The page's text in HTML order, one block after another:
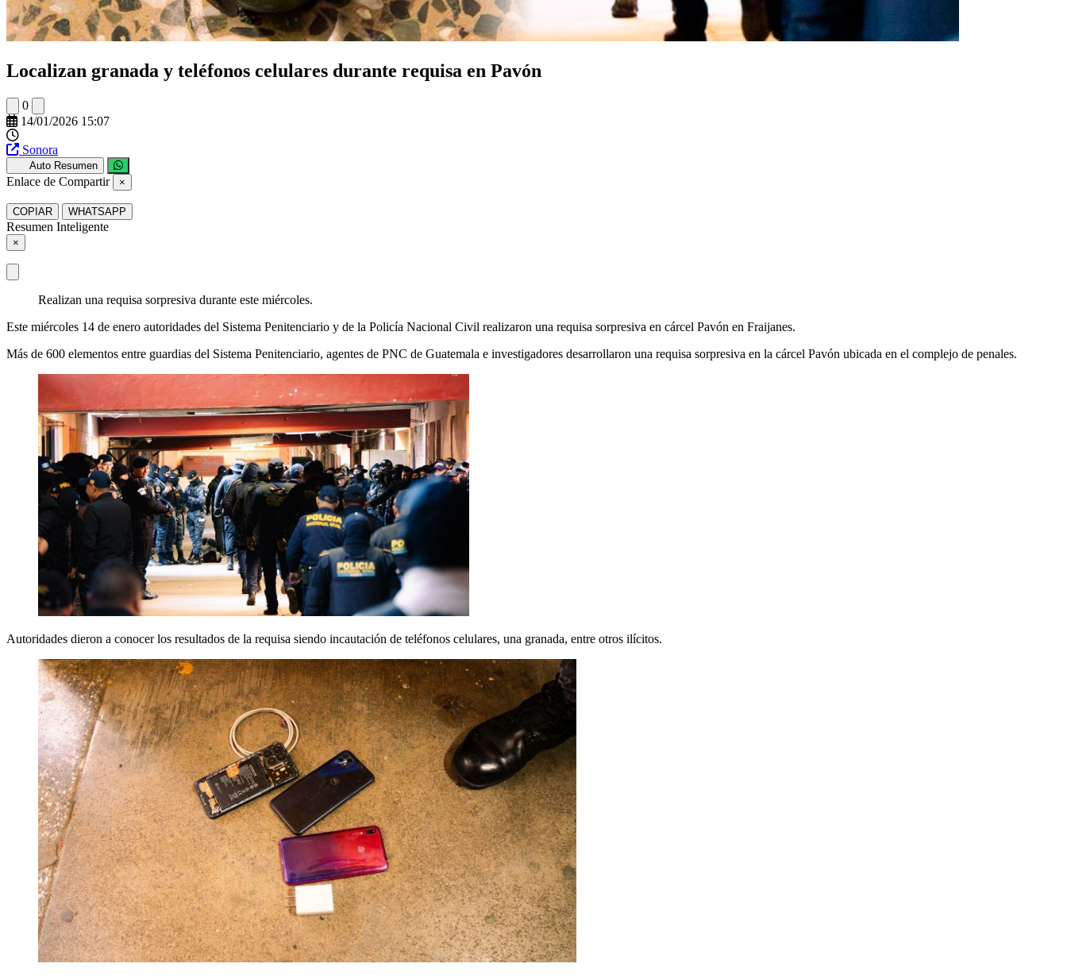
Localizan granada y teléfonos celulares durante requisa en Pavón
0
14/01/2026 15:07
Sonora
Auto Resumen
Enlace de Compartir ×
COPIAR WHATSAPP
Resumen Inteligente
×
Realizan una requisa sorpresiva durante este miércoles.
Este miércoles 14 de enero autoridades del Sistema Penitenciario y de la Policía Nacional Civil realizaron una requisa sorpresiva en cárcel Pavón en Fraijanes.
Más de 600 elementos entre guardias del Sistema Penitenciario, agentes de PNC de Guatemala e investigadores desarrollaron una requisa sorpresiva en la cárcel Pavón ubicada en el complejo de penales.
Autoridades dieron a conocer los resultados de la requisa siendo incautación de teléfonos celulares, una granada, entre otros ilícitos.